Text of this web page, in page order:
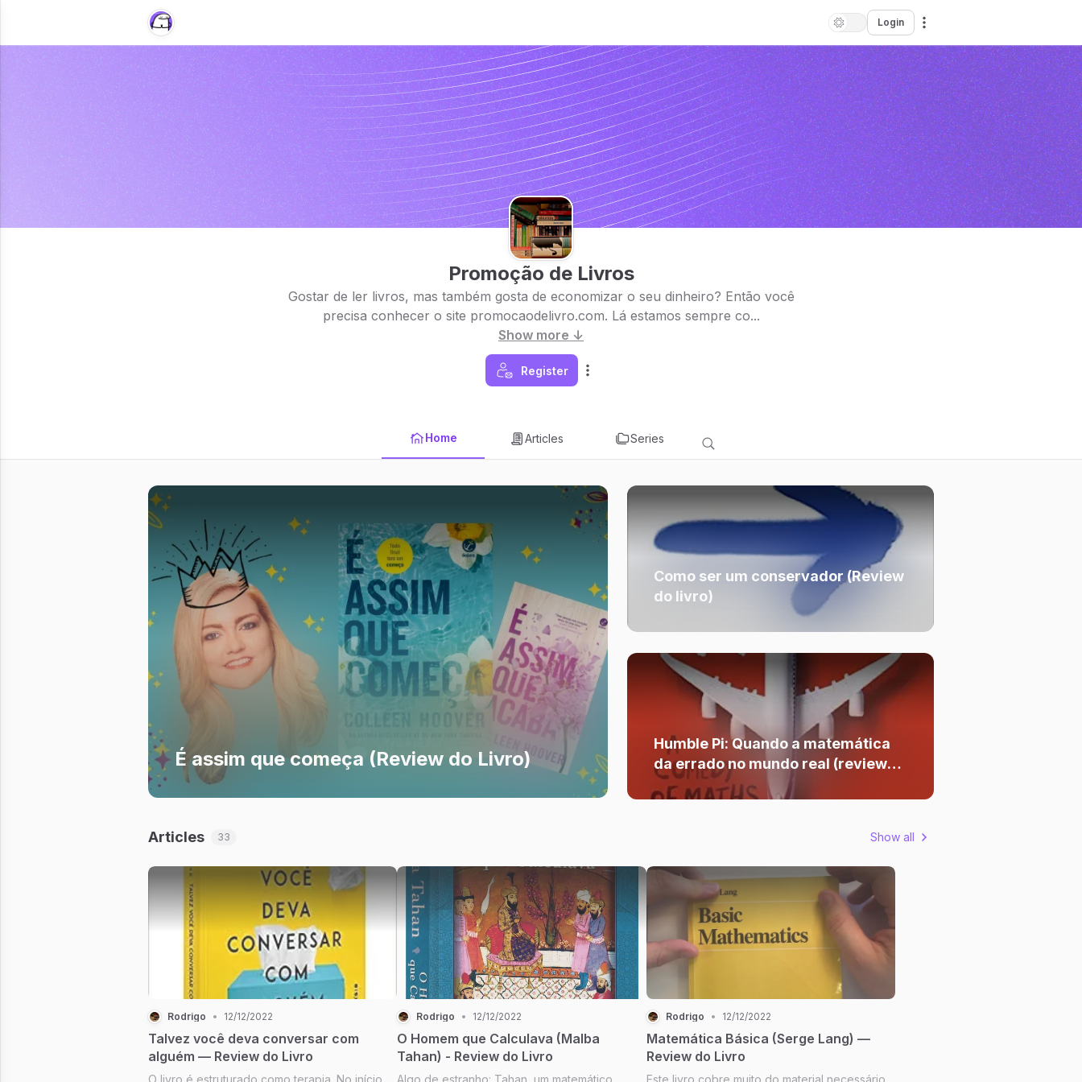
Login
Promoção de Livros
Gostar de ler livros, mas também gosta de economizar o seu dinheiro? Então você
precisa conhecer o site promocaodelivro.com. Lá estamos sempre co...
Show more ↓
Register
Home Articles Series
É assim que começa (Review do Livro)
Como ser um conservador (Review
do livro)
Humble Pi: Quando a matemática
da errado no mundo real (review
do livro)
Articles 33 Show all
Rodrigo • 12/12/2022
Talvez você deva conversar com
alguém — Review do Livro
O livro é estruturado como terapia. No início,
Rodrigo • 12/12/2022
O Homem que Calculava (Malba
Tahan) - Review do Livro
Algo de estranho: Tahan, um matemático
Rodrigo • 12/12/2022
Matemática Básica (Serge Lang) —
Review do Livro
Este livro cobre muito do material necessário